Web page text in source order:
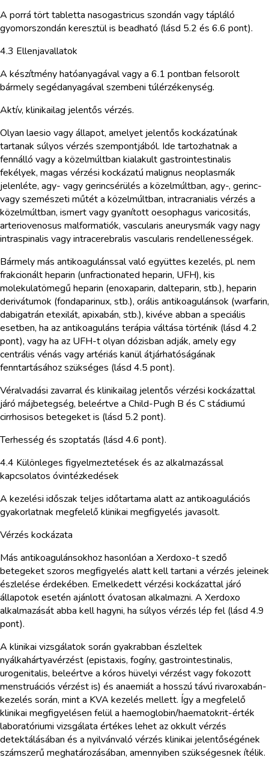
A porrá tört tabletta nasogastricus szondán vagy tápláló
gyomorszondán keresztül is beadható (lásd 5.2 és 6.6 pont).
4.3 Ellenjavallatok
A készítmény hatóanyagával vagy a 6.1 pontban felsorolt
bármely segédanyagával szembeni túlérzékenység.
Aktív, klinikailag jelentős vérzés.
Olyan laesio vagy állapot, amelyet jelentős kockázatúnak
tartanak súlyos vérzés szempontjából. Ide tartozhatnak a
fennálló vagy a közelmúltban kialakult gastrointestinalis
fekélyek, magas vérzési kockázatú malignus neoplasmák
jelenléte, agy- vagy gerincsérülés a közelmúltban, agy-, gerinc-
vagy szemészeti műtét a közelmúltban, intracranialis vérzés a
közelmúltban, ismert vagy gyanított oesophagus varicositás,
arteriovenosus malformatiók, vascularis aneurysmák vagy nagy
intraspinalis vagy intracerebralis vascularis rendellenességek.
Bármely más antikoagulánssal való együttes kezelés, pl. nem
frakcionált heparin (unfractionated heparin, UFH), kis
molekulatömegű heparin (enoxaparin, dalteparin, stb.), heparin
derivátumok (fondaparinux, stb.), orális antikoagulánsok (warfarin,
dabigatrán etexilát, apixabán, stb.), kivéve abban a speciális
esetben, ha az antikoaguláns terápia váltása történik (lásd 4.2
pont), vagy ha az UFH-t olyan dózisban adják, amely egy
centrális vénás vagy artériás kanül átjárhatóságának
fenntartásához szükséges (lásd 4.5 pont).
Véralvadási zavarral és klinikailag jelentős vérzési kockázattal
járó májbetegség, beleértve a Child-Pugh B és C stádiumú
cirrhosisos betegeket is (lásd 5.2 pont).
Terhesség és szoptatás (lásd 4.6 pont).
4.4 Különleges figyelmeztetések és az alkalmazással
kapcsolatos óvintézkedések
A kezelési időszak teljes időtartama alatt az antikoagulációs
gyakorlatnak megfelelő klinikai megfigyelés javasolt.
Vérzés kockázata
Más antikoagulánsokhoz hasonlóan a Xerdoxo-t szedő
betegeket szoros megfigyelés alatt kell tartani a vérzés jeleinek
észlelése érdekében. Emelkedett vérzési kockázattal járó
állapotok esetén ajánlott óvatosan alkalmazni. A Xerdoxo
alkalmazását abba kell hagyni, ha súlyos vérzés lép fel (lásd 4.9
pont).
A klinikai vizsgálatok során gyakrabban észleltek
nyálkahártyavérzést (epistaxis, fogíny, gastrointestinalis,
urogenitalis, beleértve a kóros hüvelyi vérzést vagy fokozott
menstruációs vérzést is) és anaemiát a hosszú távú rivaroxabán-
kezelés során, mint a KVA kezelés mellett. Így a megfelelő
klinikai megfigyelésen felül a haemoglobin/haematokrit-érték
laboratóriumi vizsgálata értékes lehet az okkult vérzés
detektálásában és a nyilvánvaló vérzés klinikai jelentőségének
számszerű meghatározásában, amennyiben szükségesnek ítélik.